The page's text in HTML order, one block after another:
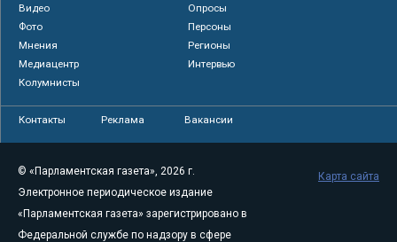
Видео
Опросы
Фото
Персоны
Мнения
Регионы
Медиацентр
Интервью
Колумнисты
Контакты Реклама Вакансии
© «Парламентская газета», 2026 г.
Электронное периодическое издание
«Парламентская газета» зарегистрировано в
Федеральной службе по надзору в сфере
Карта сайта